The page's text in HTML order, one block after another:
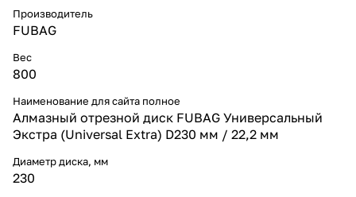
Производитель
FUBAG
Вес
800
Наименование для сайта полное
Алмазный отрезной диск FUBAG Универсальный
Экстра (Universal Extra) D230 мм / 22,2 мм
Диаметр диска, мм
230